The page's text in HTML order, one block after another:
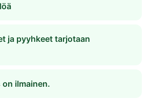
ja pyyhkeet tarjotaan
ilmainen.